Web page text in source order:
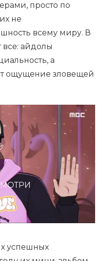
просто по
не
всему миру. В
айдолы
а
ощущение зловещей
успешных